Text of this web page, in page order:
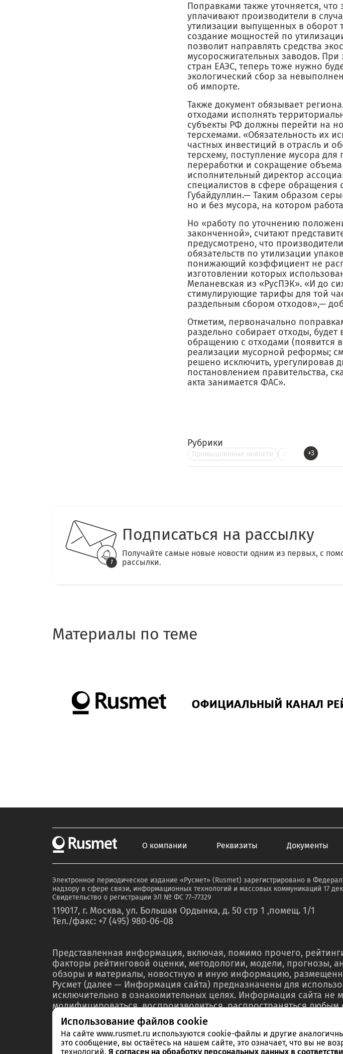
Поправками также уточняется,
уплачивают производители в
утилизации выпущенных в оборот
создание мощностей по
позволит направлять средства
мусоросжигательных заводов.
стран ЕАЭС, теперь тоже нужно
экологический сбор за
об импорте.
Также документ обязывает
отходами исполнять
субъекты РФ должны перейти на
терсхемами. «Обязательность их
частных инвестиций в отрасль и
терсхему, поступление мусора для
переработки и сокращение
исполнительный директор
специалистов в сфере обращения
Губайдуллин.— Таким образом
но и без мусора, на котором
Но «работу по уточнению
законченной», считают
предусмотрено, что
обязательств по утилизации
понижающий коэффициент не
изготовлении которых
Меланевская из «РусПЭК». «И до
стимулирующие тарифы для той
раздельным сбором отходов»,—
Отметим, первоначально
раздельно собирает отходы,
обращению с отходами (появится
реализации мусорной реформы;
решено исключить,
постановлением правительства,
акта занимается ФАС».
Рубрики
Промышленные новости +3
Подписаться на рассылку
Получайте самые новые новости одним из первых, с
рассылки.
Материалы по теме
О компании Реквизиты Документы
Электронное периодическое издание «Русмет» (Rusmet) зарегистрировано в
надзору в сфере связи, информационных технологий и массовых коммуникаций 17
Свидетельство о регистрации ЭЛ № ФС 77–77329
119017, г. Москва, ул. Большая Ордынка, д. 50 стр 1 ,помещ. 1/1
Тел./факс: +7 (495) 980-06-08
Представленная информация, включая, помимо прочего,
факторы рейтинговой оценки, методологии, модели, прогнозы,
обзоры и материалы, новостную и иную информацию,
Русмет (далее — Информация сайта) предназначены для
исключительно в ознакомительных целях. Информация сайта не
модифицироваться, воспроизводиться, распространяться любым
любой форме ни полностью, ни частично в рекламных
мероприятий по связям с общественностью, в сводках новостей,
материалах или отчетах без предварительного письменного
правообладателя – ООО «РА Русмет» и ссылки на источник.
Использование файлов cookie
На сайте www.rusmet.ru используются cookie-файлы и другие
это сообщение, вы остаётесь на нашем сайте, это означает, что вы не
технологий. Я согласен на обработку персональных данных в